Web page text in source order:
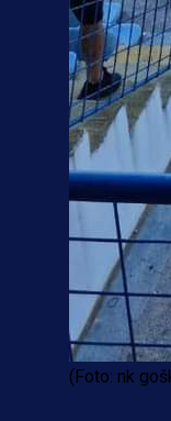
(Foto: nk